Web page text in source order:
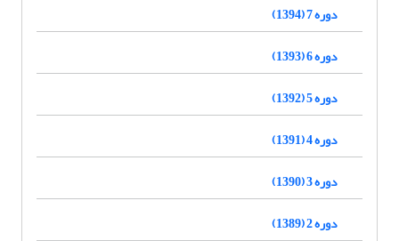
دوره 7 (1394)
دوره 6 (1393)
دوره 5 (1392)
دوره 4 (1391)
دوره 3 (1390)
دوره 2 (1389)